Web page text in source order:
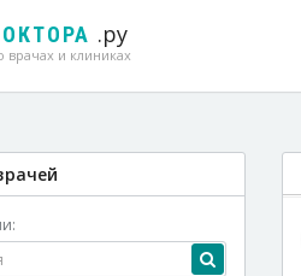
.ру
врачах и клиниках